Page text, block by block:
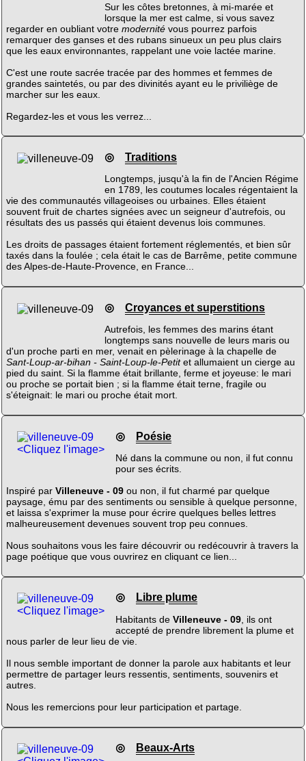
Sur les côtes bretonnes, à mi-marée et
lorsque la mer est calme, si vous savez
regarder en oubliant votre modernitévous pourrez parfois
remarquer des ganses et des rubans sinueux un peu plus clairs
que les eaux environnantes, rappelant une voie lactée marine.
C'est une route sacrée tracée par des hommes et femmes de
grandes saintetés, ou par des divinités ayant eu le priviliège de
marcher sur les eaux.
Regardez-les et vous les verrez...
◎ Traditions
Longtemps, jusqu'à la fin de l'Ancien Régime
en 1789, les coutumes locales régentaient la
vie des communautés villageoises ou urbaines. Elles étaient
souvent fruit de chartes signées avec un seigneur d'autrefois, ou
résultats des us passés qui étaient devenus lois communes.
Les droits de passages étaient fortement réglementés, et bien sûr
taxés dans la foulée ; cela était le cas de Barrême, petite commune
des Alpes-de-Haute-Provence, en France...
◎ Croyances et superstitions
Autrefois, les femmes des marins étant
longtemps sans nouvelle de leurs maris ou
d'un proche parti en mer, venait en pèlerinage à la chapelle de
Sant-Loup-ar-bihan - Saint-Loup-le-Petitet allumaient un cierge au
pied du saint. Si la flamme était brillante, ferme et joyeuse: le mari
ou proche se portait bien ; si la flamme était terne, fragile ou
s'éteignait: le mari ou proche était mort.
<Cliquez l'image>
◎ Poésie
Né dans la commune ou non, il fut connu
pour ses écrits.
Inspiré par Villeneuve - 09ou non, il fut charmé par quelque
paysage, ému par des sentiments ou sensible à quelque personne,
et laissa s'exprimer la muse pour écrire quelques belles lettres
malheureusement devenues souvent trop peu connues.
Nous souhaitons vous les faire découvrir ou redécouvrir à travers la
page poétique que vous ouvrirez en cliquant ce lien...
<Cliquez l'image>
◎ Libre plume
Habitants de Villeneuve - 09, ils ont
accepté de prendre librement la plume et
nous parler de leur lieu de vie.
Il nous semble important de donner la parole aux habitants et leur
permettre de partager leurs ressentis, sentiments, souvenirs et
autres.
Nous les remercions pour leur participation et partage.
◎ Beaux-Arts